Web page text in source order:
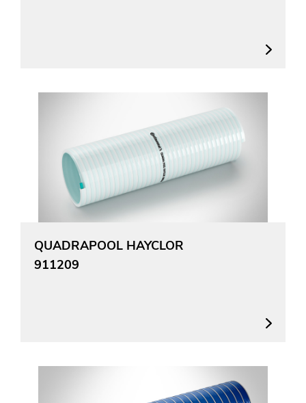
QUADRAPOOL HAYCLOR
911209